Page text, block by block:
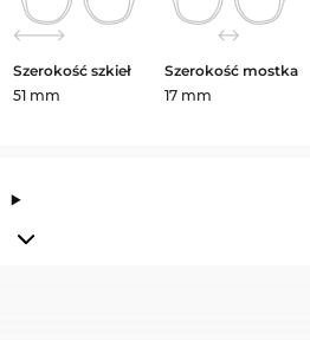
Szerokość szkieł
51 mm
Szerokość mostka
17 mm